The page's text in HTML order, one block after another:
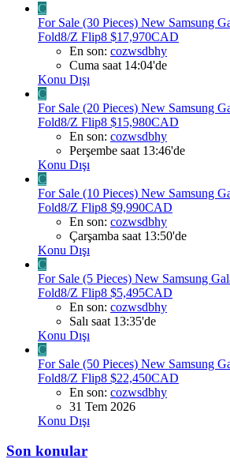
C
For Sale (30 Pieces) New Samsung
Fold8/Z Flip8 $17,970CAD
En son: cozwsdbhy
Cuma saat 14:04'de
Konu Dışı
C
For Sale (20 Pieces) New Samsung
Fold8/Z Flip8 $15,980CAD
En son: cozwsdbhy
Perşembe saat 13:46'de
Konu Dışı
C
For Sale (10 Pieces) New Samsung
Fold8/Z Flip8 $9,990CAD
En son: cozwsdbhy
Çarşamba saat 13:50'de
Konu Dışı
C
For Sale (5 Pieces) New Samsung
Fold8/Z Flip8 $5,495CAD
En son: cozwsdbhy
Salı saat 13:35'de
Konu Dışı
C
For Sale (50 Pieces) New Samsung
Fold8/Z Flip8 $22,450CAD
En son: cozwsdbhy
31 Tem 2026
Konu Dışı
Son konular